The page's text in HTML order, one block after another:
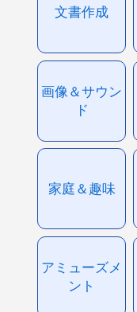
文書作成
画像＆サウン
ド
家庭＆趣味
アミューズメ
ント